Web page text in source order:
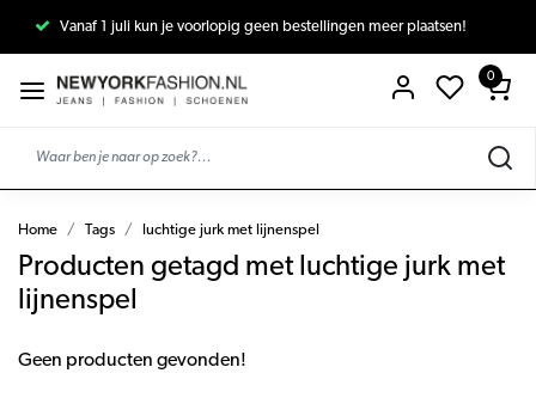
Vanaf 1 juli kun je voorlopig geen bestellingen meer plaatsen!
0
Home Tags luchtige jurk met lijnenspel
Producten getagd met luchtige jurk met
lijnenspel
Geen producten gevonden!